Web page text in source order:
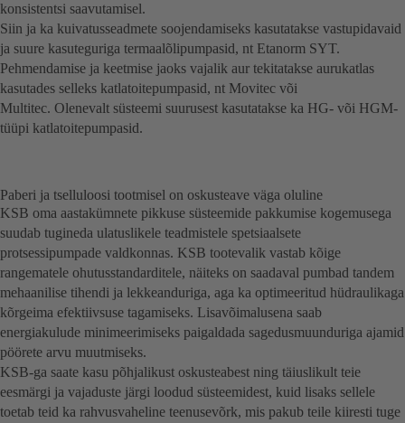
konsistentsi saavutamisel.
Siin ja ka kuivatusseadmete soojendamiseks kasutatakse vastupidavaid
ja suure kasuteguriga termaalõlipumpasid, nt Etanorm SYT.
Pehmendamise ja keetmise jaoks vajalik aur tekitatakse aurukatlas
kasutades selleks katlatoitepumpasid, nt Movitec või
Multitec. Olenevalt süsteemi suurusest kasutatakse ka HG- või HGM-
tüüpi katlatoitepumpasid.
Paberi ja tselluloosi tootmisel on oskusteave väga oluline
KSB oma aastakümnete pikkuse süsteemide pakkumise kogemusega
suudab tugineda ulatuslikele teadmistele spetsiaalsete
protsessipumpade valdkonnas. KSB tootevalik vastab kõige
rangematele ohutusstandarditele, näiteks on saadaval pumbad tandem
mehaanilise tihendi ja lekkeanduriga, aga ka optimeeritud hüdraulikaga
kõrgeima efektiivsuse tagamiseks. Lisavõimalusena saab
energiakulude minimeerimiseks paigaldada sagedusmuunduriga ajamid
pöörete arvu muutmiseks.
KSB-ga saate kasu põhjalikust oskusteabest ning täiuslikult teie
eesmärgi ja vajaduste järgi loodud süsteemidest, kuid lisaks sellele
toetab teid ka rahvusvaheline teenusevõrk, mis pakub teile kiiresti tuge